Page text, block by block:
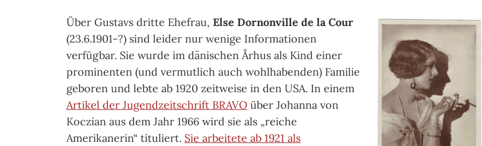
Über Gustavs dritte Ehefrau, Else Dornonville de la Cour
(23.6.1901-?) sind leider nur wenige Informationen
verfügbar. Sie wurde im dänischen Århus als Kind einer
prominenten (und vermutlich auch wohlhabenden) Familie
geboren und lebte ab 1920 zeitweise in den USA. In einem
Artikel der Jugendzeitschrift BRAVO über Johanna von
Koczian aus dem Jahr 1966 wird sie als „reiche
Amerikanerin“ tituliert. Sie arbeitete ab 1921 als